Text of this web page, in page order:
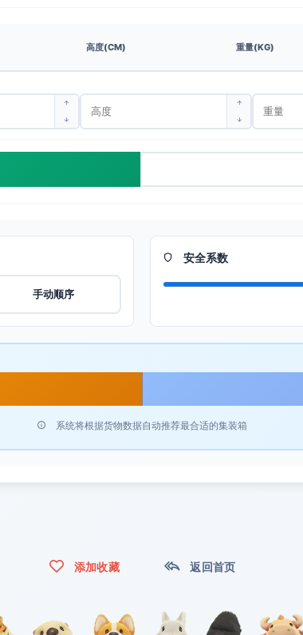
高度(CM) 重量(KG)
手动顺序
安全系数
系统将根据货物数据自动推荐最合适的集装箱
添加收藏 返回首页